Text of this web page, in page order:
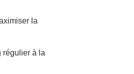
la
régulier à la